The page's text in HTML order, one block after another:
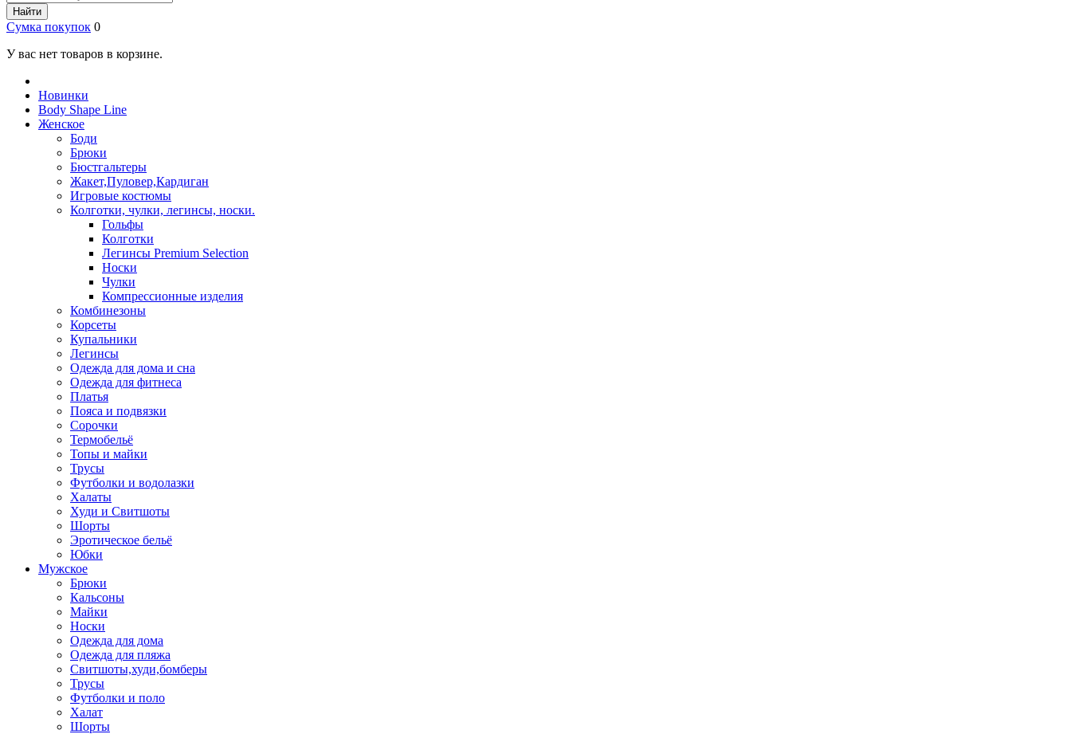
Найти
Сумка покупок 0
У вас нет товаров в корзине.
Новинки
Body Shape Line
Женское
Боди
Брюки
Бюстгальтеры
Жакет,Пуловер,Кардиган
Игровые костюмы
Колготки, чулки, легинсы, носки.
Гольфы
Колготки
Легинсы Premium Selection
Носки
Чулки
Компрессионные изделия
Комбинезоны
Корсеты
Купальники
Легинсы
Одежда для дома и сна
Одежда для фитнеса
Платья
Пояса и подвязки
Сорочки
Термобельё
Топы и майки
Трусы
Футболки и водолазки
Халаты
Худи и Свитшоты
Шорты
Эротическое бельё
Юбки
Мужское
Брюки
Кальсоны
Майки
Носки
Одежда для дома
Одежда для пляжа
Свитшоты,худи,бомберы
Трусы
Футболки и поло
Халат
Шорты